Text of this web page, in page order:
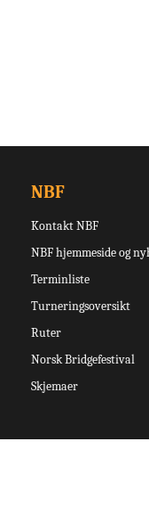
NBF
Kontakt NBF
NBF hjemmeside og
Terminliste
Turneringsoversikt
Ruter
Norsk Bridgefestival
Skjemaer